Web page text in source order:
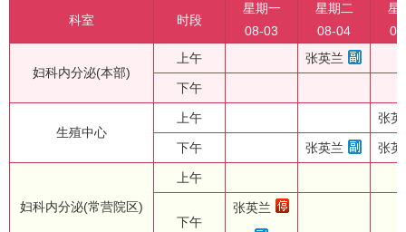
科室 时段
星期一
08-03
星期二
08-04
星
妇科内分泌(本部)
上午 张英兰
下午
生殖中心
上午 张
下午 张英兰 张
妇科内分泌(常营院区)
上午
下午
张英兰